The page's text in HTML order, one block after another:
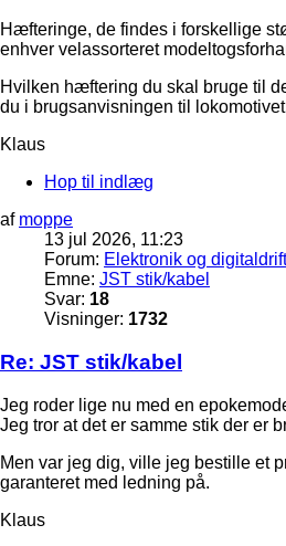
Hæfteringe, de findes i forskellige
enhver velassorteret
Hvilken hæftering du skal bruge til
du i brugsanvisningen til
Klaus
Hop til indlæg
af moppe
13 jul 2026, 11:23
Forum: Elektronik og digitaldrift
Emne: JST stik/kabel
Svar: 18
Visninger: 1732
Re: JST stik/kabel
Jeg roder lige nu med en
Jeg tror at det er samme stik der er
Men var jeg dig, ville jeg bestille et
garanteret med ledning på.
Klaus